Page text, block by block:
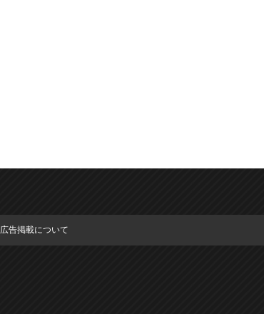
広告掲載について